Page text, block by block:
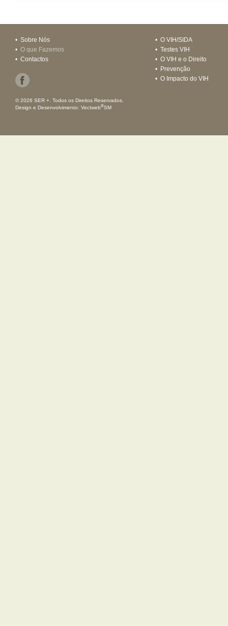
• Sobre Nós
• O que Fazemos
• Contactos
• O VIH/SIDA
• Testes VIH
• O VIH e o Direito
• Prevenção
• O Impacto do VIH
© 2026 SER +. Todos os Direitos Reservados.
Design e Desenvolvimento: Vectweb®SM